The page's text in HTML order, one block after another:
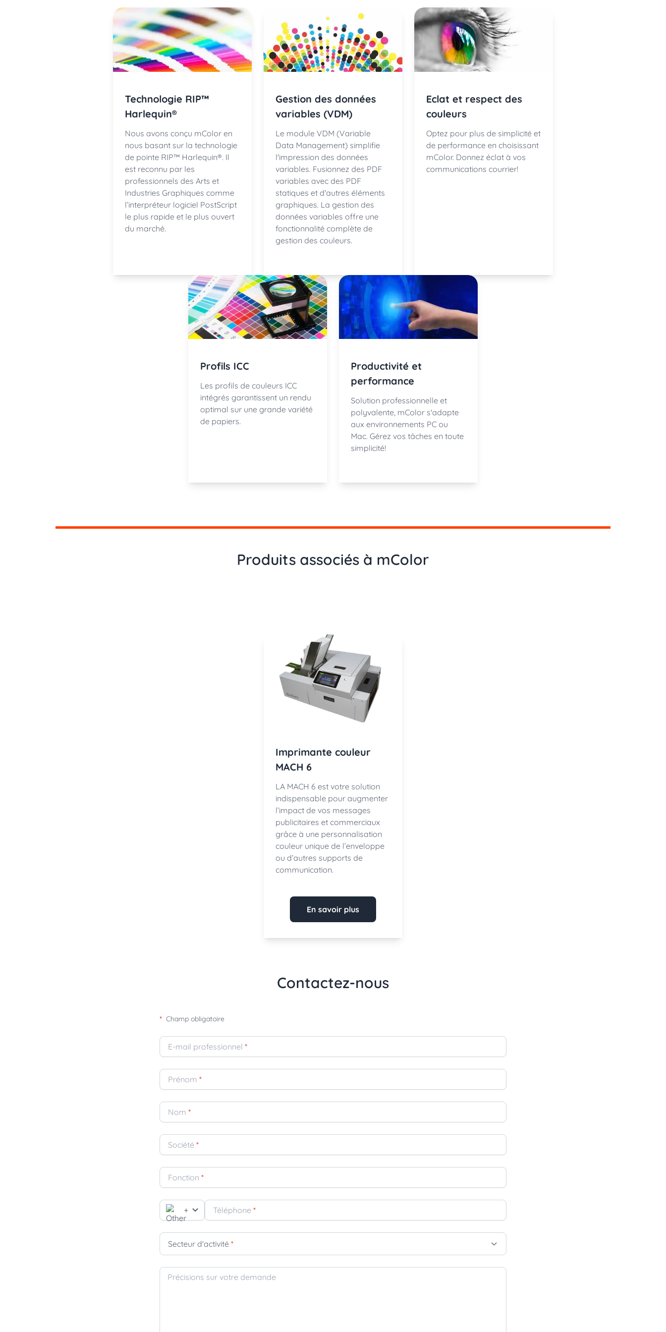
Technologie RIP™
Harlequin®
Nous avons conçu mColor en
nous basant sur la technologie
de pointe RIP™ Harlequin®. Il
est reconnu par les
professionnels des Arts et
Industries Graphiques comme
l’interpréteur logiciel PostScript
le plus rapide et le plus ouvert
du marché.
Gestion des données
variables (VDM)
Le module VDM (Variable
Data Management) simplifie
l'impression des données
variables. Fusionnez des PDF
variables avec des PDF
statiques et d'autres éléments
graphiques. La gestion des
données variables offre une
fonctionnalité complète de
gestion des couleurs.
Eclat et respect des
couleurs
Optez pour plus de simplicité et
de performance en choisissant
mColor. Donnez éclat à vos
communications courrier!
Profils ICC
Les profils de couleurs ICC
intégrés garantissent un rendu
optimal sur une grande variété
de papiers.
Productivité et
performance
Solution professionnelle et
polyvalente, mColor s'adapte
aux environnements PC ou
Mac. Gérez vos tâches en toute
simplicité!
Produits associés à mColor
Imprimante couleur
MACH 6
LA MACH 6 est votre solution
indispensable pour augmenter
l’impact de vos messages
publicitaires et commerciaux
grâce à une personnalisation
couleur unique de l’enveloppe
ou d’autres supports de
communication.
En savoir plus
Contactez-nous
* Champ obligatoire
E-mail professionnel *
Prénom *
Nom *
Société *
Fonction *
+ Téléphone *
Secteur d'activité *
Précisions sur votre demande